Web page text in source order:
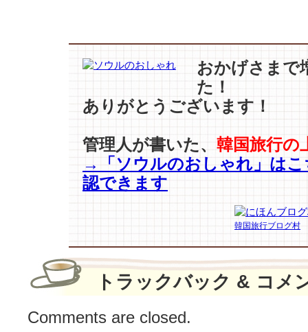
ョ
ウ
ォ
デ
ル】
ど
が
素
敵？
は
おかげさまで
た！
ありがとうございます！
管理人が書いた、 韓国旅行の
→「ソウルのおしゃれ」はこ
認できます
韓国旅行ブログ村
トラックバック & コメ
Comments are closed.